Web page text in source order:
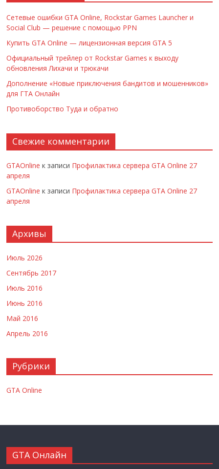
Сетевые ошибки GTA Online, Rockstar Games Launcher и
Social Club — решение с помощью PPN
Купить GTA Online — лицензионная версия GTA 5
Официальный трейлер от Rockstar Games к выходу
обновления Лихачи и трюкачи
Дополнение «Новые приключения бандитов и мошенников»
для ГТА Онлайн
Противоборство Туда и обратно
Свежие комментарии
GTAOnline к записи Профилактика сервера GTA Online 27
апреля
GTAOnline к записи Профилактика сервера GTA Online 27
апреля
Архивы
Июль 2026
Сентябрь 2017
Июль 2016
Июнь 2016
Май 2016
Апрель 2016
Рубрики
GTA Online
GTA Онлайн